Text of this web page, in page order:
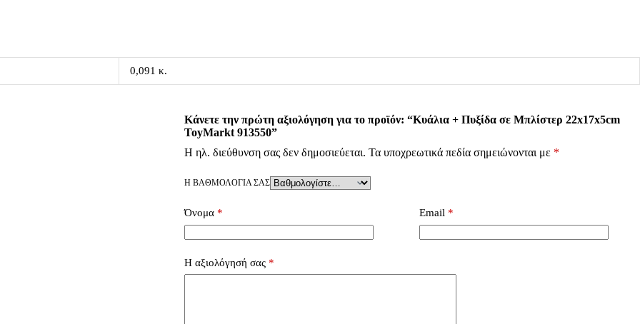
0,091 κ.
Κάνετε την πρώτη αξιολόγηση για το προϊόν: “Κυάλια + Πυξίδα σε Μπλίστερ 22x17x5cm
ToyMarkt 913550”
Η ηλ. διεύθυνση σας δεν δημοσιεύεται. Τα υποχρεωτικά πεδία σημειώνονται με *
Η ΒΑΘΜΟΛΟΓΊΑ ΣΑΣ
Όνομα* Email*
Η αξιολόγησή σας *